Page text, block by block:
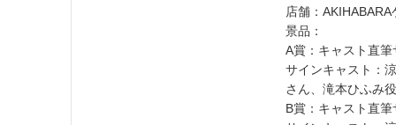
店舗：
景品：
A賞：キャスト直
サインキャスト：
さん、滝本ひふみ
B賞：キャスト直